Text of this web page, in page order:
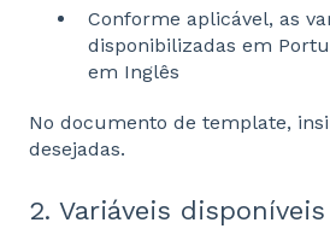
Conforme aplicável, as
disponibilizadas em
em Inglês
No documento de template,
desejadas.
2. Variáveis disponíveis